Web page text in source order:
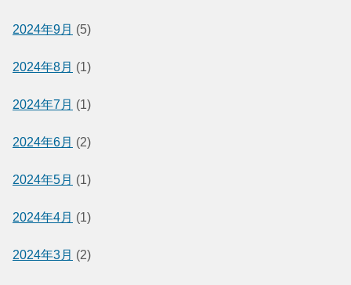
2024年9月 (5)
2024年8月 (1)
2024年7月 (1)
2024年6月 (2)
2024年5月 (1)
2024年4月 (1)
2024年3月 (2)